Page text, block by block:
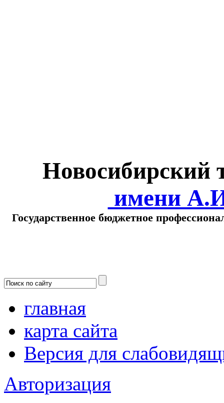
Новосибирский
имени
Государственное бюджетное
главная
карта сайта
Версия для
Авторизация